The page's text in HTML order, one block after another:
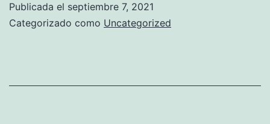
para
Publicada el septiembre 7, 2021
Categorizado como Uncategorized